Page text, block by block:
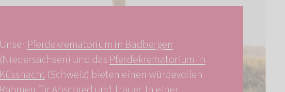
UnserPferdekrematorium in Badbergen
(Niedersachsen) und das Pferdekrematorium in
Küssnacht (Schweiz) bieten einen würdevollen